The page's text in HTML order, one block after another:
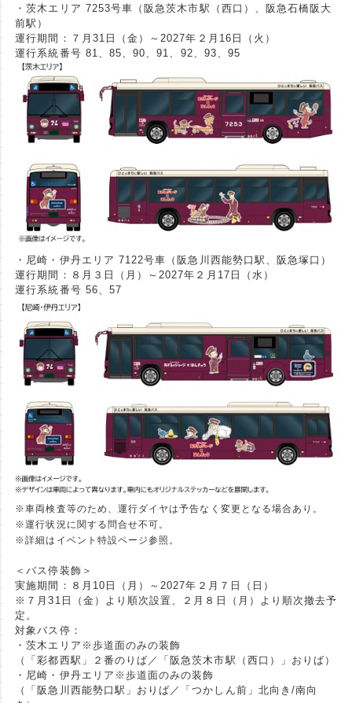
・茨木エリア 7253号車（阪急茨木市駅（西口）、阪急石橋阪大
前駅）
運行期間：７月31日（金）～2027年２月16日（火）
運行系統番号 81、85、90、91、92、93、95
・尼崎・伊丹エリア 7122号車（阪急川西能勢口駅、阪急塚口）
運行期間：８月３日（月）～2027年２月17日（水）
運行系統番号 56、57
※車両検査等のため、運行ダイヤは予告なく変更となる場合あり。
※運行状況に関する問合せ不可。
※詳細はイベント特設ページ参照。
＜バス停装飾＞
実施期間：８月10日（月）～2027年２月７日（日）
※７月31日（金）より順次設置、２月８日（月）より順次撤去予
定。
対象バス停：
・茨木エリア※歩道面のみの装飾
（「彩都西駅」２番のりば／「阪急茨木市駅（西口）」おりば）
・尼崎・伊丹エリア※歩道面のみの装飾
（「阪急川西能勢口駅」おりば／「つかしん前」北向き/南向